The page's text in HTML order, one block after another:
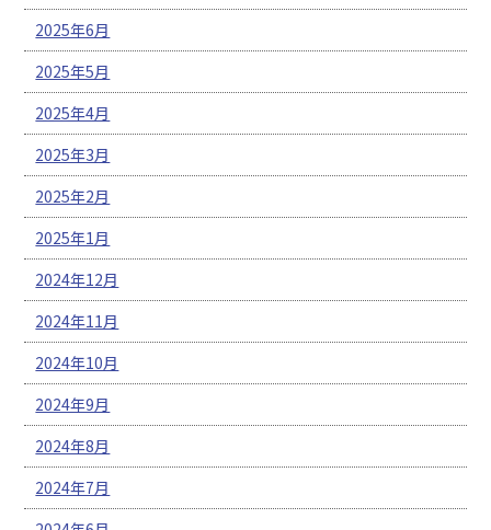
2025年6月
2025年5月
2025年4月
2025年3月
2025年2月
2025年1月
2024年12月
2024年11月
2024年10月
2024年9月
2024年8月
2024年7月